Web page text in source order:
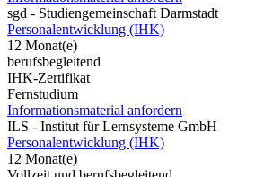
sgd - Studiengemeinschaft Darmstadt
Personalentwicklung (IHK)
12 Monat(e)
berufsbegleitend
IHK-Zertifikat
Fernstudium
Informationsmaterial anfordern
ILS - Institut für Lernsysteme GmbH
Personalentwicklung (IHK)
12 Monat(e)